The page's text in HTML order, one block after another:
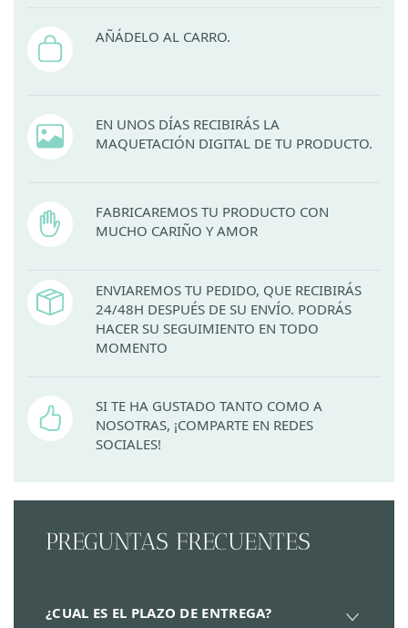
AÑÁDELO AL CARRO.
EN UNOS DÍAS RECIBIRÁS LA
MAQUETACIÓN DIGITAL DE TU PRODUCTO.
FABRICAREMOS TU PRODUCTO CON
MUCHO CARIÑO Y AMOR
ENVIAREMOS TU PEDIDO, QUE RECIBIRÁS
24/48H DESPUÉS DE SU ENVÍO. PODRÁS
HACER SU SEGUIMIENTO EN TODO
MOMENTO
SI TE HA GUSTADO TANTO COMO A
NOSOTRAS, ¡COMPARTE EN REDES
SOCIALES!
PREGUNTAS FRECUENTES
¿CUAL ES EL PLAZO DE ENTREGA?